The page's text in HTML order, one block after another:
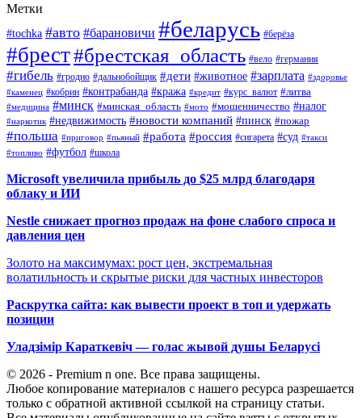
Метки
#tochka #авто #барановичи #беларусь #берёза
#брест#брестская_область #вело #германия
#гибель #гродно #дальнобойщик #дети #животное #зарплата #здоровье
#каменец #кобрин #контрабанда #кража #кредит #курс_валют #литва
#медицина #минск #минская_область #мото #мошенничество #налог
#наркотик #недвижимость #новости компаний #пинск #пожар
#польша #приговор #пьяный #работа #россия #сигарета #суд #такси
#топливо #футбол #школа
Microsoft увеличила прибыль до $25 млрд благодаря
облаку и ИИ
Nestle снижает прогноз продаж на фоне слабого спроса и
давления цен
Золото на максимумах: рост цен, экстремальная
волатильность и скрытые риски для частных инвесторов
Раскрутка сайта: как вывести проект в топ и удержать
позиции
Уладзімір Караткевіч — голас жывой душы Беларусі
© 2026 - Premium n one. Все права защищены.
Любое копирование материалов с нашего ресурса разрешается
только с обратной активной ссылкой на страницу статьи.